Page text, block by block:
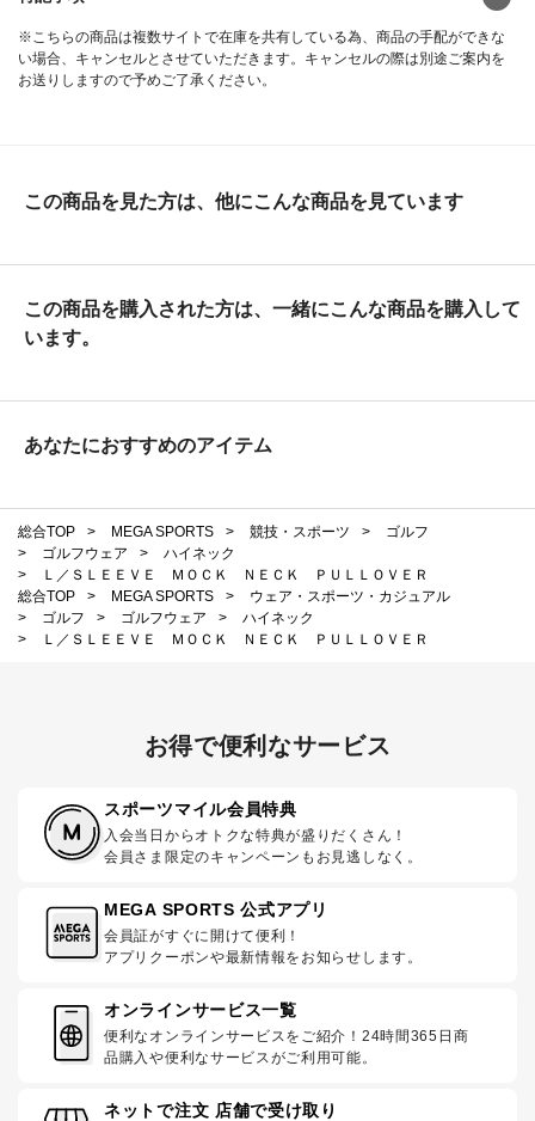
※こちらの商品は複数サイトで在庫を共有している為、商品の手配ができな
い場合、キャンセルとさせていただきます。キャンセルの際は別途ご案内を
お送りしますので予めご了承ください。
この商品を見た方は、他にこんな商品を見ています
この商品を購入された方は、一緒にこんな商品を購入して
います。
あなたにおすすめのアイテム
総合TOP > MEGA SPORTS > 競技・スポーツ >
ゴルフ
>
ゴルフウェア >
ハイネック
>
Ｌ／ＳＬＥＥＶＥ ＭＯＣＫ ＮＥＣＫ ＰＵＬＬＯＶＥＲ
総合TOP
> MEGA SPORTS >
ウェア・スポーツ・カジュアル
>
ゴルフ > ゴルフウェア >
ハイネック
>
Ｌ／ＳＬＥＥＶＥ ＭＯＣＫ ＮＥＣＫ ＰＵＬＬＯＶＥＲ
お得で便利なサービス
スポーツマイル会員特典
入会当日からオトクな特典が盛りだくさん！
会員さま限定のキャンペーンもお見逃しなく。
MEGA SPORTS 公式アプリ
会員証がすぐに開けて便利！
アプリクーポンや最新情報をお知らせします。
オンラインサービス一覧
便利なオンラインサービスをご紹介！24時間365日商
品購入や便利なサービスがご利用可能。
ネットで注文 店舗で受け取り